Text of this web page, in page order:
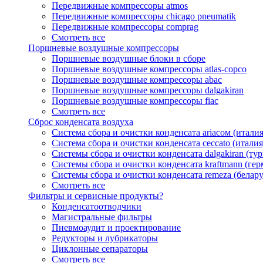
Передвижные компрессоры atmos
Передвижные компрессоры chicago pneumatik
Передвижные компрессоры comprag
Смотреть все
Поршневые воздушные компрессоры
Поршневые воздушные блоки в сборе
Поршневые воздушные компрессоры atlas-copco
Поршневые воздушные компрессоры abac
Поршневые воздушные компрессоры dalgakiran
Поршневые воздушные компрессоры fiac
Смотреть все
Сброс конденсата воздуха
Система сбора и очистки конденсата ariacом
Система сбора и очистки конденсата ceccato
Системы сбора и очистки конденсата dalgakiran
Системы сбора и очистки конденсата kraftmann
Системы сбора и очистки конденсата remeza
Смотреть все
Фильтры и сервисные продукты?
Конденсатоотводчики
Магистральные фильтры
Пневмоаудит и проектирование
Редукторы и лубрикаторы
Циклонные сепараторы
Смотреть все